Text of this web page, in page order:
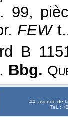
99,
FEW
B
Bbg.
44, avenue de
Tél. :